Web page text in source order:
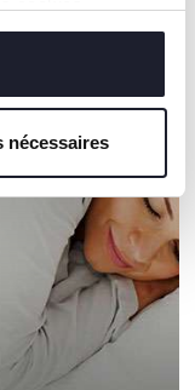
demandé.
nécessaires